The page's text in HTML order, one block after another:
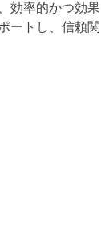
効率的かつ効果
ートし、信頼関